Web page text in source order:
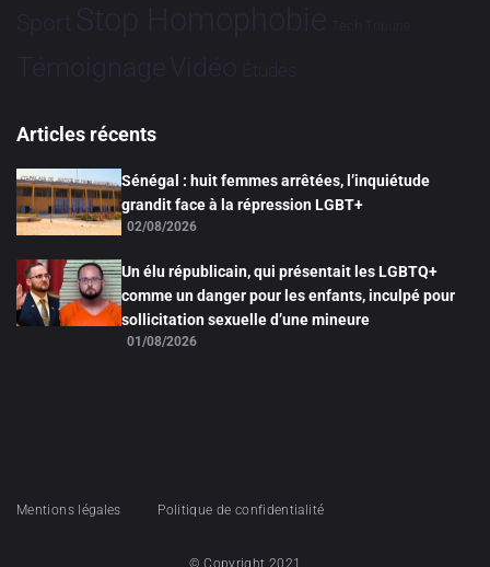
Sport Stop Homophobie Tech Tribune
TémoignageVidéo Études
Articles récents
Sénégal : huit femmes arrêtées, l’inquiétude
grandit face à la répression LGBT+
02/08/2026
Un élu républicain, qui présentait les LGBTQ+
comme un danger pour les enfants, inculpé pour
sollicitation sexuelle d’une mineure
01/08/2026
Mentions légales Politique de confidentialité
© Copyright 2021